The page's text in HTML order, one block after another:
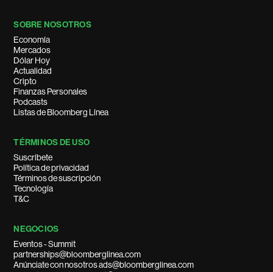
SOBRE NOSOTROS
Economía
Mercados
Dólar Hoy
Actualidad
Cripto
Finanzas Personales
Podcasts
Listas de Bloomberg Línea
TÉRMINOS DE USO
Suscríbete
Política de privacidad
Términos de suscripción
Tecnología
T&C
NEGOCIOS
Eventos - Summit
partnerships@bloomberglinea.com
Anúnciate con nosotros ads@bloomberglinea.com